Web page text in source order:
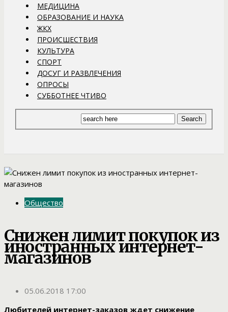
МЕДИЦИНА
ОБРАЗОВАНИЕ И НАУКА
ЖКХ
ПРОИСШЕСТВИЯ
КУЛЬТУРА
СПОРТ
ДОСУГ И РАЗВЛЕЧЕНИЯ
ОПРОСЫ
СУББОТНЕЕ ЧТИВО
Общество
Снижен лимит покупок из
иностранных интернет-
магазинов
05.06.2018 17:00
Любителей интернет-заказов ждет снижение